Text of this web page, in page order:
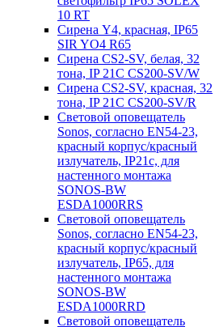
10 RT
Сирена Y4, красная, IP65
SIR YO4 R65
Сирена CS2-SV, белая, 32
тона, IP 21C CS200-SV/W
Сирена CS2-SV, красная, 32
тона, IP 21C CS200-SV/R
Световой оповещатель
Sonos, согласно EN54-23,
красный корпус/красный
излучатель, IP21c, для
настенного монтажа
SONOS-BW
ESDA1000RRS
Световой оповещатель
Sonos, согласно EN54-23,
красный корпус/красный
излучатель, IP65, для
настенного монтажа
SONOS-BW
ESDA1000RRD
Световой оповещатель